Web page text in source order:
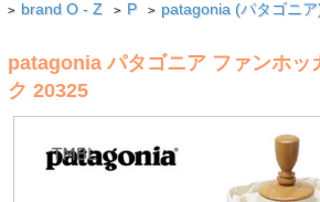
> brand O - Z > P > patagonia (パタゴニ
patagonia パタゴニア ファンホッ
ク 20325